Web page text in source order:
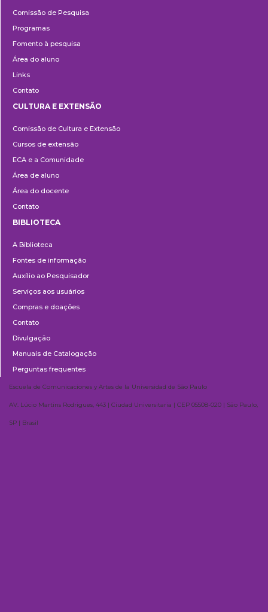
Comissão de Pesquisa
Programas
Fomento à pesquisa
Área do aluno
Links
Contato
e
Extensão
CULTURA E EXTENSÃO
Comissão de Cultura e Extensão
Cursos de extensão
ECA e a Comunidade
Área de aluno
Área do docente
Contato
BIBLIOTECA
A Biblioteca
Fontes de informação
Auxílio ao Pesquisador
Serviços aos usuários
Compras e doações
Contato
Divulgação
Manuais de Catalogação
Perguntas frequentes
Escuela de Comunicaciones y Artes de la Universidad de São Paulo
AV. Lúcio Martins Rodrigues, 443 | Ciudad Universitaria | CEP 05508-020 | São Paulo,
SP | Brasil